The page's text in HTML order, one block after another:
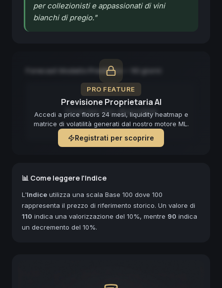
per collezionisti e appassionati di vini
bianchi di pregio."
PRO FEATURE
Previsione Proprietaria AI
Accedi a price floors 24 mesi, liquidity heatmap e
matrice di volatilità generati dal nostro motore ML.
Registrati per scoprire
Forecast Modello Predittivo — 90 giorni
Forecast non disponibile
📊 Come leggere l'Indice
L'Indice utilizza una scala Base 100 dove 100
rappresenta il prezzo di riferimento storico. Un valore di
110 indica una valorizzazione del 10%, mentre 90 indica
un decremento del 10%.